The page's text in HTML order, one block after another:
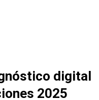
digital
2025